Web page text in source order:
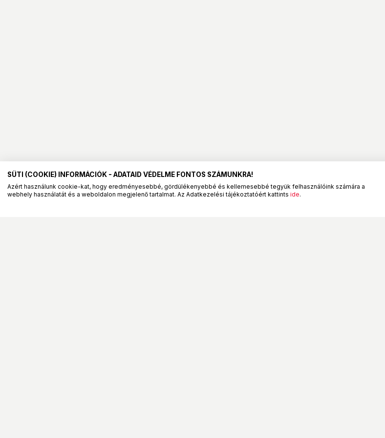
SÜTI (COOKIE) INFORMÁCIÓK - ADATAID VÉDELME FONTOS SZÁMUNKRA!
Azért használunk cookie-kat, hogy eredményesebbé, gördülékenyebbé és kellemesebbé tegyük felhasználóink számára a
webhely használatát és a weboldalon megjelenő tartalmat. Az Adatkezelési tájékoztatóért kattints ide.